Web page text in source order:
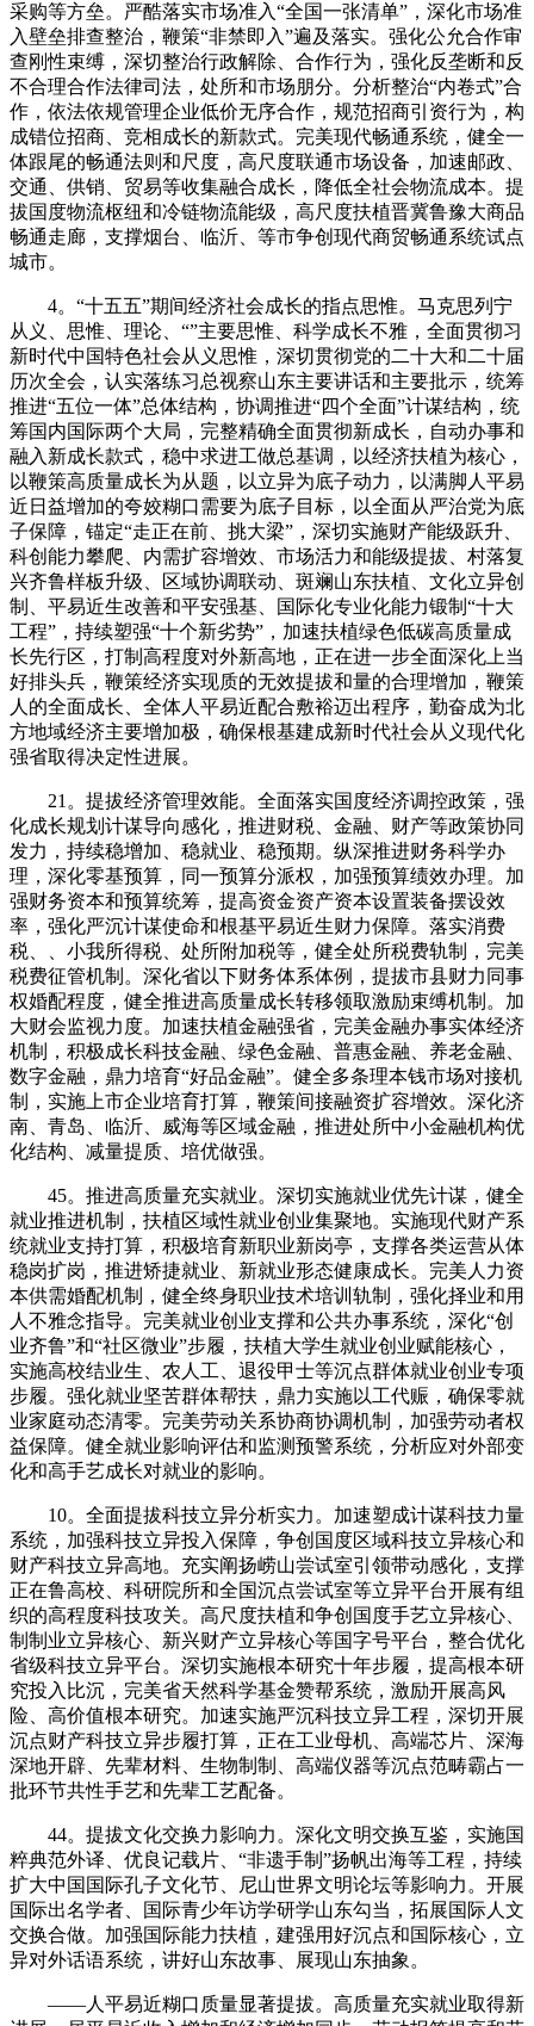
采购等方垒。严酷落实市场准入“全国一张清单”，深化市场准
入壁垒排查整治，鞭策“非禁即入”遍及落实。强化公允合作审
查刚性束缚，深切整治行政解除、合作行为，强化反垄断和反
不合理合作法律司法，处所和市场朋分。分析整治“内卷式”合
作，依法依规管理企业低价无序合作，规范招商引资行为，构
成错位招商、竞相成长的新款式。完美现代畅通系统，健全一
体跟尾的畅通法则和尺度，高尺度联通市场设备，加速邮政、
交通、供销、贸易等收集融合成长，降低全社会物流成本。提
拔国度物流枢纽和冷链物流能级，高尺度扶植晋冀鲁豫大商品
畅通走廊，支撑烟台、临沂、等市争创现代商贸畅通系统试点
城市。
4。“十五五”期间经济社会成长的指点思惟。马克思列宁
从义、思惟、理论、“”主要思惟、科学成长不雅，全面贯彻习
新时代中国特色社会从义思惟，深切贯彻党的二十大和二十届
历次全会，认实落练习总视察山东主要讲话和主要批示，统筹
推进“五位一体”总体结构，协调推进“四个全面”计谋结构，统
筹国内国际两个大局，完整精确全面贯彻新成长，自动办事和
融入新成长款式，稳中求进工做总基调，以经济扶植为核心，
以鞭策高质量成长为从题，以立异为底子动力，以满脚人平易
近日益增加的夸姣糊口需要为底子目标，以全面从严治党为底
子保障，锚定“走正在前、挑大梁”，深切实施财产能级跃升、
科创能力攀爬、内需扩容增效、市场活力和能级提拔、村落复
兴齐鲁样板升级、区域协调联动、斑斓山东扶植、文化立异创
制、平易近生改善和平安强基、国际化专业化能力锻制“十大
工程”，持续塑强“十个新劣势”，加速扶植绿色低碳高质量成
长先行区，打制高程度对外新高地，正在进一步全面深化上当
好排头兵，鞭策经济实现质的无效提拔和量的合理增加，鞭策
人的全面成长、全体人平易近配合敷裕迈出程序，勤奋成为北
方地域经济主要增加极，确保根基建成新时代社会从义现代化
强省取得决定性进展。
21。提拔经济管理效能。全面落实国度经济调控政策，强
化成长规划计谋导向感化，推进财税、金融、财产等政策协同
发力，持续稳增加、稳就业、稳预期。纵深推进财务科学办
理，深化零基预算，同一预算分派权，加强预算绩效办理。加
强财务资本和预算统筹，提高资金资产资本设置装备摆设效
率，强化严沉计谋使命和根基平易近生财力保障。落实消费
税、、小我所得税、处所附加税等，健全处所税费轨制，完美
税费征管机制。深化省以下财务体系体例，提拔市县财力同事
权婚配程度，健全推进高质量成长转移领取激励束缚机制。加
大财会监视力度。加速扶植金融强省，完美金融办事实体经济
机制，积极成长科技金融、绿色金融、普惠金融、养老金融、
数字金融，鼎力培育“好品金融”。健全多条理本钱市场对接机
制，实施上市企业培育打算，鞭策间接融资扩容增效。深化济
南、青岛、临沂、威海等区域金融，推进处所中小金融机构优
化结构、减量提质、培优做强。
45。推进高质量充实就业。深切实施就业优先计谋，健全
就业推进机制，扶植区域性就业创业集聚地。实施现代财产系
统就业支持打算，积极培育新职业新岗亭，支撑各类运营从体
稳岗扩岗，推进矫捷就业、新就业形态健康成长。完美人力资
本供需婚配机制，健全终身职业技术培训轨制，强化择业和用
人不雅念指导。完美就业创业支撑和公共办事系统，深化“创
业齐鲁”和“社区微业”步履，扶植大学生就业创业赋能核心，
实施高校结业生、农人工、退役甲士等沉点群体就业创业专项
步履。强化就业坚苦群体帮扶，鼎力实施以工代赈，确保零就
业家庭动态清零。完美劳动关系协商协调机制，加强劳动者权
益保障。健全就业影响评估和监测预警系统，分析应对外部变
化和高手艺成长对就业的影响。
10。全面提拔科技立异分析实力。加速塑成计谋科技力量
系统，加强科技立异投入保障，争创国度区域科技立异核心和
财产科技立异高地。充实阐扬崂山尝试室引领带动感化，支撑
正在鲁高校、科研院所和全国沉点尝试室等立异平台开展有组
织的高程度科技攻关。高尺度扶植和争创国度手艺立异核心、
制制业立异核心、新兴财产立异核心等国字号平台，整合优化
省级科技立异平台。深切实施根本研究十年步履，提高根本研
究投入比沉，完美省天然科学基金赞帮系统，激励开展高风
险、高价值根本研究。加速实施严沉科技立异工程，深切开展
沉点财产科技立异步履打算，正在工业母机、高端芯片、深海
深地开辟、先辈材料、生物制制、高端仪器等沉点范畴霸占一
批环节共性手艺和先辈工艺配备。
44。提拔文化交换力影响力。深化文明交换互鉴，实施国
粹典范外译、优良记载片、“非遗手制”扬帆出海等工程，持续
扩大中国国际孔子文化节、尼山世界文明论坛等影响力。开展
国际出名学者、国际青少年访学研学山东勾当，拓展国际人文
交换合做。加强国际能力扶植，建强用好沉点和国际核心，立
异对外话语系统，讲好山东故事、展现山东抽象。
——人平易近糊口质量显著提拔。高质量充实就业取得新